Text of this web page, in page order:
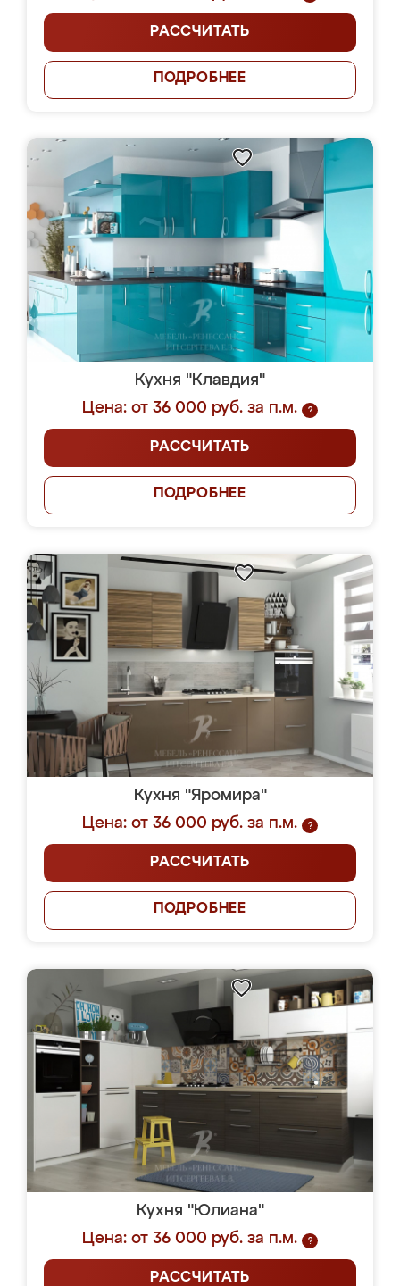
РАССЧИТАТЬ
ПОДРОБНЕЕ
Кухня "Клавдия"
Цена: от 36 000 руб. за п.м.
?
РАССЧИТАТЬ
ПОДРОБНЕЕ
Кухня "Яромира"
Цена: от 36 000 руб. за п.м.
?
РАССЧИТАТЬ
ПОДРОБНЕЕ
Кухня "Юлиана"
Цена: от 36 000 руб. за п.м.
?
РАССЧИТАТЬ